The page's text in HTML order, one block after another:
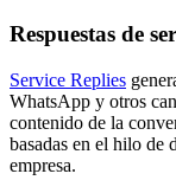
Respuestas de
Service Replies
WhatsApp y otros
contenido de la
basadas en el hilo de
empresa.